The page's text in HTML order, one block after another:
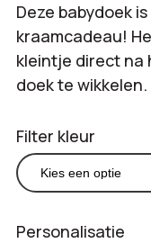
Deze babydoek
kraamcadeau!
kleintje direct na
doek te wikkelen.
Filter kleur
Personalisatie